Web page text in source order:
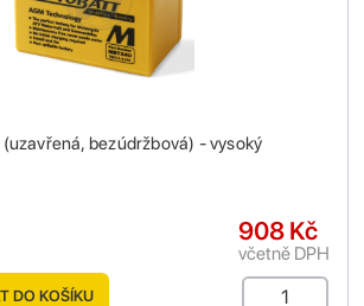
bezúdržbová) - vysoký
908 Kč
včetně DPH
DO KOŠÍKU